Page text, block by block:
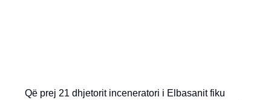
Që prej 21 dhjetorit inceneratori i Elbasanit fiku